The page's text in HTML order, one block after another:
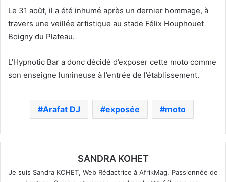
Le 31 août, il a été inhumé après un dernier hommage, à
travers une veillée artistique au stade Félix Houphouet
Boigny du Plateau.
L’Hypnotic Bar a donc décidé d’exposer cette moto comme
son enseigne lumineuse à l’entrée de l’établissement.
Arafat DJ exposée moto
SANDRA KOHET
Je suis Sandra KOHET, Web Rédactrice à AfrikMag. Passionnée de